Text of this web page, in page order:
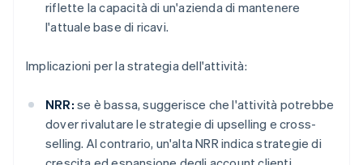
riflette la capacità di un'azienda di mantenere
l'attuale base di ricavi.
Implicazioni per la strategia dell'attività:
NRR: se è bassa, suggerisce che l'attività potrebbe
dover rivalutare le strategie di upselling e cross-
selling. Al contrario, un'alta NRR indica strategie di